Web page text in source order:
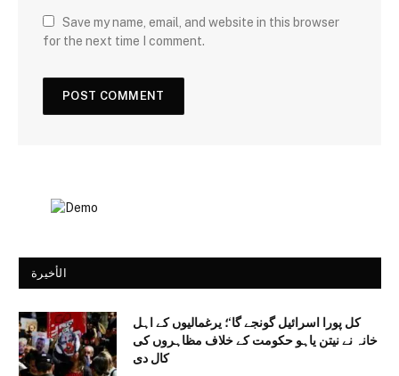
Save my name, email, and website in this browser
for the next time I comment.
الأخيرة
کل پورا اسرائیل گونجے گا‘؛ یرغمالیوں کے اہل
خانہ نے نیتن یاہو حکومت کے خلاف مظاہروں کی
کال دی